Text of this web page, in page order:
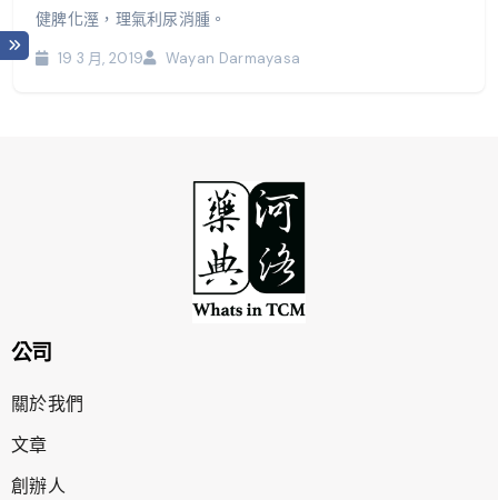
健脾化溼，理氣利尿消腫。
19 3 月, 2019 Wayan Darmayasa
公司
關於我們
文章
創辦人